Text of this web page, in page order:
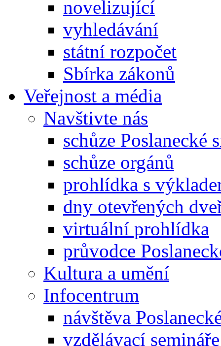
novelizující
vyhledávání
státní rozpočet
Sbírka zákonů
Veřejnost a média
Navštivte nás
schůze Poslanecké
schůze orgánů
prohlídka s
dny otevřených
virtuální prohlídka
průvodce
Kultura a umění
Infocentrum
návštěva
vzdělávací semináře